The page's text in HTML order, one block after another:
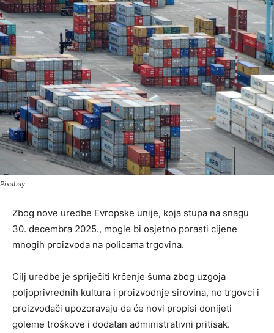
Pixabay
Zbog nove uredbe Evropske unije, koja stupa na snagu
30. decembra 2025., mogle bi osjetno porasti cijene
mnogih proizvoda na policama trgovina.
Cilj uredbe je spriječiti krčenje šuma zbog uzgoja
poljoprivrednih kultura i proizvodnje sirovina, no trgovci i
proizvođači upozoravaju da će novi propisi donijeti
goleme troškove i dodatan administrativni pritisak.